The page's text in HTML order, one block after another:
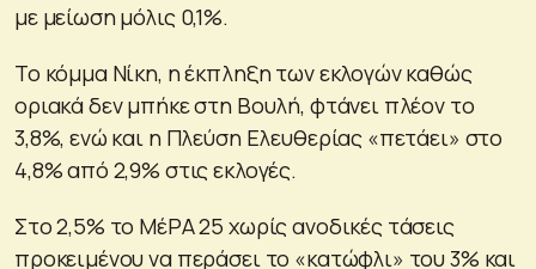
με μείωση μόλις 0,1%.
Το κόμμα Νίκη, η έκπληξη των εκλογών καθώς
οριακά δεν μπήκε στη Βουλή, φτάνει πλέον το
3,8%, ενώ και η Πλεύση Ελευθερίας «πετάει» στο
4,8% από 2,9% στις εκλογές.
Στο 2,5% το ΜέΡΑ 25 χωρίς ανοδικές τάσεις
προκειμένου να περάσει το «κατώφλι» του 3% και